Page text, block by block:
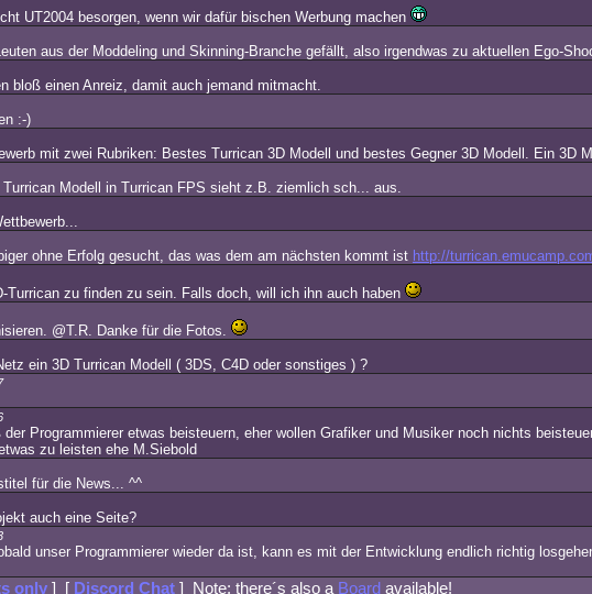
UT2004 besorgen, wenn wir dafür bischen Werbung machen
aus der Moddeling und Skinning-Branche gefällt, also irgendwas zu aktuellen Ego-
bloß einen Anreiz, damit auch jemand mitmacht.
:-)
mit zwei Rubriken: Bestes Turrican 3D Modell und bestes Gegner 3D Modell. Ein 3D
Turrican Modell in Turrican FPS sieht z.B. ziemlich sch... aus.
ohne Erfolg gesucht, das was dem am nächsten kommt ist http://
Turrican zu finden zu sein. Falls doch, will ich ihn auch haben
@T.R. Danke für die Fotos.
ein 3D Turrican Modell ( 3DS, C4D oder sonstiges ) ?
Programmierer etwas beisteuern, eher wollen Grafiker und Musiker noch nichts
zu leisten ehe M.Siebold
für die News... ^^
auch eine Seite?
unser Programmierer wieder da ist, kann es mit der Entwicklung endlich richtig
only ] [ Discord Chat ] Note: there´s also a Board available!